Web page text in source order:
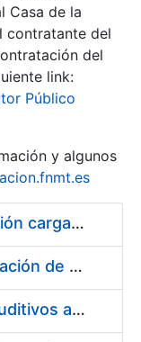
Casa de la
contratante del
del
link:
Público
y algunos
Pliego condiciones optimización cargas compras firmado
Acuerdo marco para la fabricación de piezas
Suministro de Protectores Auditivos a medida para las personas trabajadoras de los Centros de Trabajo de Madrid y Burgos